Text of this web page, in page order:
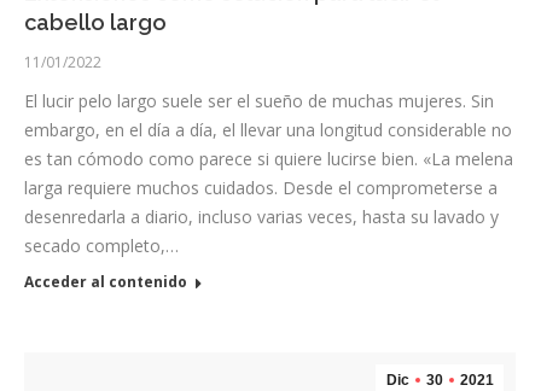
cabello largo
11/01/2022
El lucir pelo largo suele ser el sueño de muchas mujeres. Sin
embargo, en el día a día, el llevar una longitud considerable no
es tan cómodo como parece si quiere lucirse bien. «La melena
larga requiere muchos cuidados. Desde el comprometerse a
desenredarla a diario, incluso varias veces, hasta su lavado y
secado completo,…
Acceder al contenido
Dic 30 2021